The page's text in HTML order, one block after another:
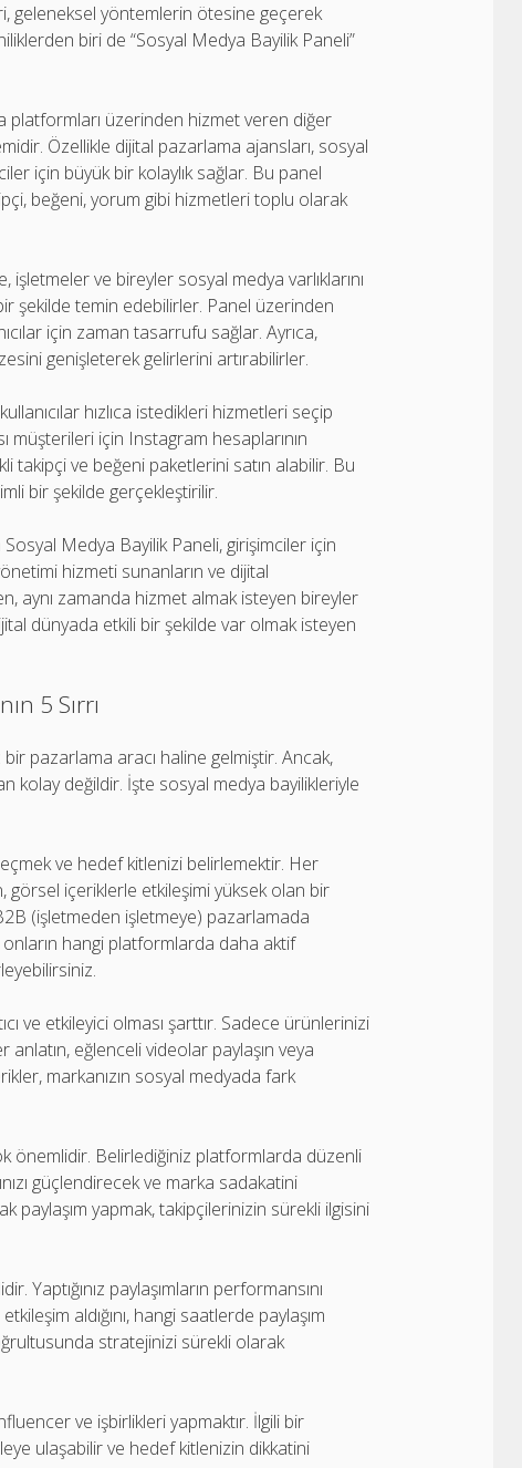
geleneksel yöntemlerin ötesine geçerek
biri de “Sosyal Medya Bayilik Paneli”
platformları üzerinden hizmet veren diğer
Özellikle dijital pazarlama ajansları, sosyal
için büyük bir kolaylık sağlar. Bu panel
beğeni, yorum gibi hizmetleri toplu olarak
ve bireyler sosyal medya varlıklarını
şekilde temin edebilirler. Panel üzerinden
için zaman tasarrufu sağlar. Ayrıca,
genişleterek gelirlerini artırabilirler.
hızlıca istedikleri hizmetleri seçip
için Instagram hesaplarının
takipçi ve beğeni paketlerini satın alabilir. Bu
bir şekilde gerçekleştirilir.
Medya Bayilik Paneli, girişimciler için
hizmeti sunanların ve dijital
aynı zamanda hizmet almak isteyen bireyler
dünyada etkili bir şekilde var olmak isteyen
5 Sırrı
pazarlama aracı haline gelmiştir. Ancak,
kolay değildir. İşte sosyal medya bayilikleriyle
ve hedef kitlenizi belirlemektir. Her
görsel içeriklerle etkileşimi yüksek olan bir
(işletmeden işletmeye) pazarlamada
hangi platformlarda daha aktif
ve etkileyici olması şarttır. Sadece ürünlerinizi
eğlenceli videolar paylaşın veya
markanızın sosyal medyada fark
önemlidir. Belirlediğiniz platformlarda düzenli
güçlendirecek ve marka sadakatini
paylaşım yapmak, takipçilerinizin sürekli ilgisini
Yaptığınız paylaşımların performansını
aldığını, hangi saatlerde paylaşım
stratejinizi sürekli olarak
ve işbirlikleri yapmaktır. İlgili bir
ulaşabilir ve hedef kitlenizin dikkatini